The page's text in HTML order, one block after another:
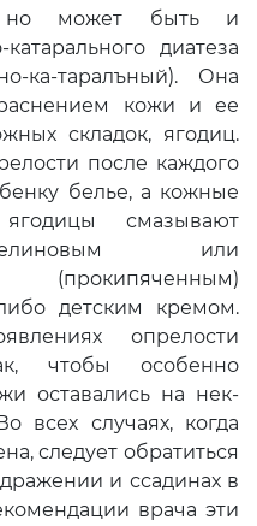
но может быть и
диатеза
ка-таралъный). Она
кожи и ее
складок, ягодиц.
после каждого
белье, а кожные
смазывают
или
детским кремом.
опрелости
чтобы особенно
оставались на нек-
всех случаях, когда
следует обратиться
и ссадинах в
врача эти